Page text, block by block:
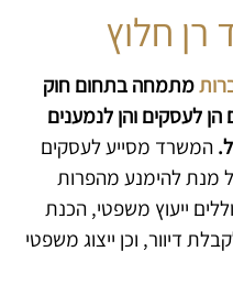
רן חלוץ
מתמחה בתחום חוק
לעסקים והן לנמענים
המשרד מסייע לעסקים
מנת להימנע מהפרות
ייעוץ משפטי, הכנת
דיוור, וכן ייצוג משפטי